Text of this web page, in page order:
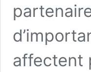
affectent